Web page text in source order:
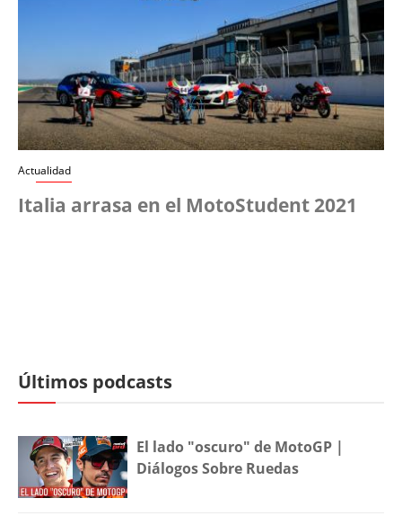
Actualidad
Italia arrasa en el MotoStudent 2021
Últimos podcasts
El lado "oscuro" de MotoGP |
Diálogos Sobre Ruedas